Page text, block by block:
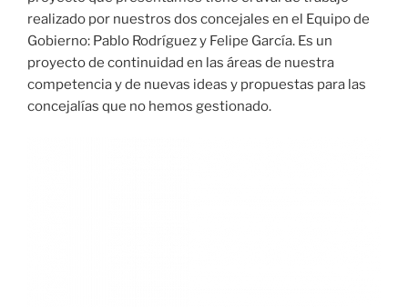
realizado por nuestros dos concejales en el Equipo de
Gobierno: Pablo Rodríguez y Felipe García. Es un
proyecto de continuidad en las áreas de nuestra
competencia y de nuevas ideas y propuestas para las
concejalías que no hemos gestionado.